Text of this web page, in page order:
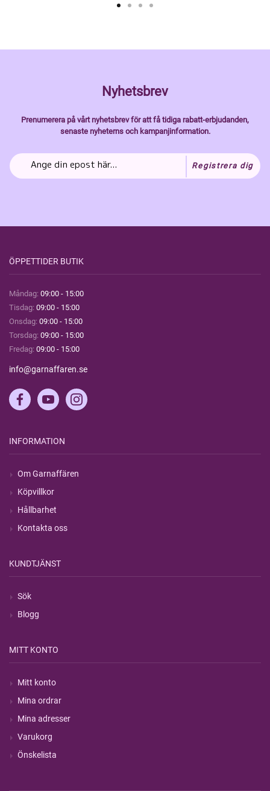
Nyhetsbrev
Prenumerera på vårt nyhetsbrev för att få tidiga rabatt-erbjudanden,
senaste nyheterns och kampanjinformation.
Registrera dig
ÖPPETTIDER BUTIK
Måndag: 09:00 - 15:00
Tisdag: 09:00 - 15:00
Onsdag: 09:00 - 15:00
Torsdag: 09:00 - 15:00
Fredag: 09:00 - 15:00
info@garnaffaren.se
INFORMATION
Om Garnaffären
Köpvillkor
Hållbarhet
Kontakta oss
KUNDTJÄNST
Sök
Blogg
MITT KONTO
Mitt konto
Mina ordrar
Mina adresser
Varukorg
Önskelista